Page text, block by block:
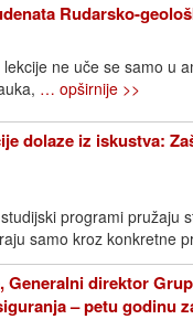
Rudarsko-
lekcije ne uče se samo u
… opširnije >>
dolaze iz iskustva:
programi pružaju
samo kroz konkretne
Generalni direktor
– petu godinu